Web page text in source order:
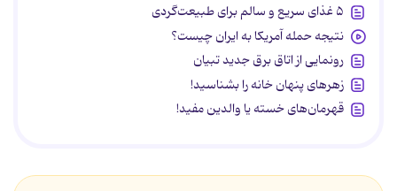
۵ غذای سریع و سالم برای طبیعت‌گردی
نتیجه حمله آمریکا به ایران چیست؟
رونمایی از اتاق برق جدید تبیان
زهرهای پنهان خانه را بشناسید!
قهرمان‌های خسته یا والدین مفید!